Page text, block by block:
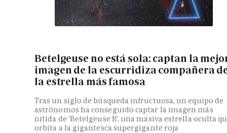
Betelgeuse no está sola: captan la
imagen de la escurridiza compañera
la estrella más famosa
Tras un siglo de búsqueda infructuosa, un equipo de
astrónomos ha conseguido captar la imagen más
nítida de 'Betelgeuse B', una masiva estrella oculta
orbita a la gigantesca supergigante roja